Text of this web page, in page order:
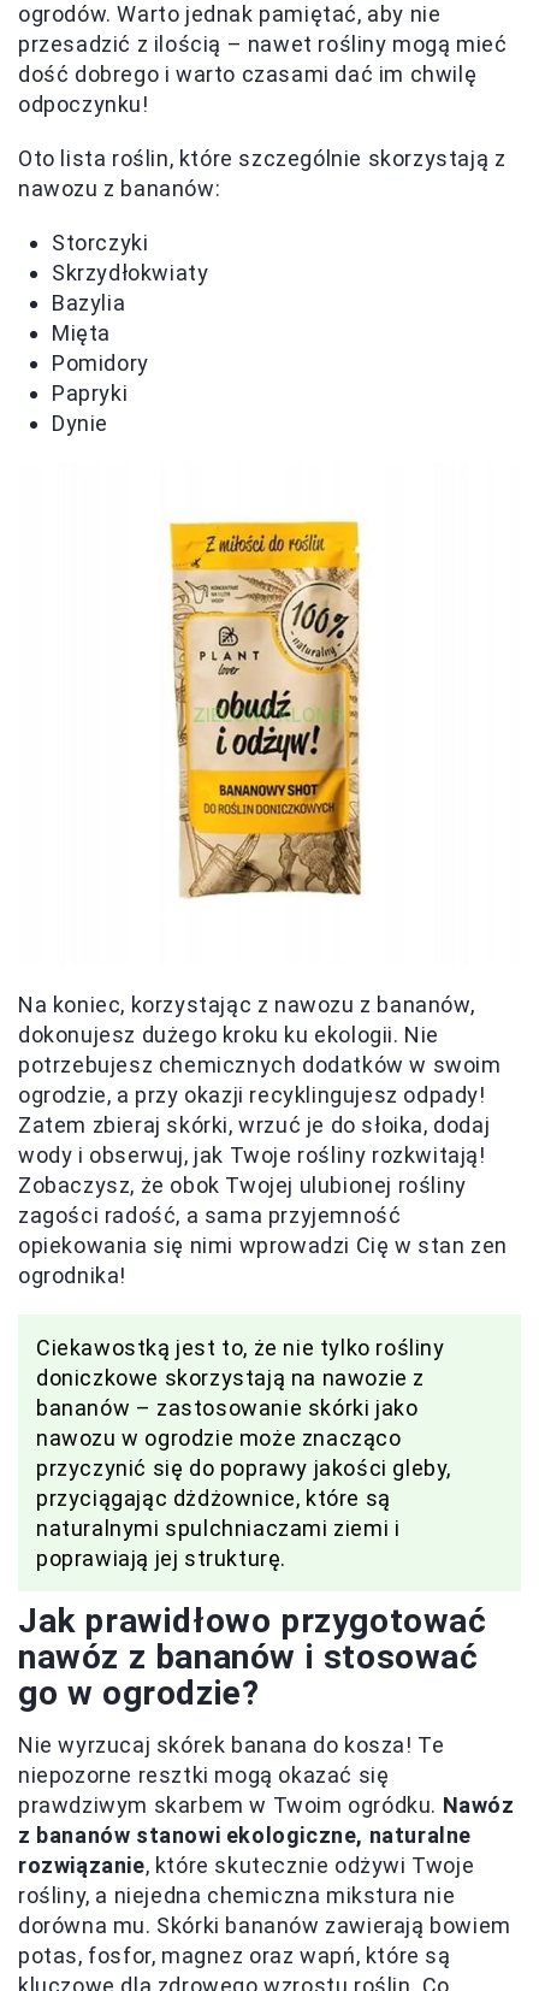
ogrodów. Warto jednak pamiętać, aby nie
przesadzić z ilością – nawet rośliny mogą mieć
dość dobrego i warto czasami dać im chwilę
odpoczynku!
Oto lista roślin, które szczególnie skorzystają z
nawozu z bananów:
Storczyki
Skrzydłokwiaty
Bazylia
Mięta
Pomidory
Papryki
Dynie
Na koniec, korzystając z nawozu z bananów,
dokonujesz dużego kroku ku ekologii. Nie
potrzebujesz chemicznych dodatków w swoim
ogrodzie, a przy okazji recyklingujesz odpady!
Zatem zbieraj skórki, wrzuć je do słoika, dodaj
wody i obserwuj, jak Twoje rośliny rozkwitają!
Zobaczysz, że obok Twojej ulubionej rośliny
zagości radość, a sama przyjemność
opiekowania się nimi wprowadzi Cię w stan zen
ogrodnika!
Ciekawostką jest to, że nie tylko rośliny
doniczkowe skorzystają na nawozie z
bananów – zastosowanie skórki jako
nawozu w ogrodzie może znacząco
przyczynić się do poprawy jakości gleby,
przyciągając dżdżownice, które są
naturalnymi spulchniaczami ziemi i
poprawiają jej strukturę.
Jak prawidłowo przygotować
nawóz z bananów i stosować
go w ogrodzie?
Nie wyrzucaj skórek banana do kosza! Te
niepozorne resztki mogą okazać się
prawdziwym skarbem w Twoim ogródku. Nawóz
z bananów stanowi ekologiczne, naturalne
rozwiązanie, które skutecznie odżywi Twoje
rośliny, a niejedna chemiczna mikstura nie
dorówna mu. Skórki bananów zawierają bowiem
potas, fosfor, magnez oraz wapń, które są
kluczowe dla zdrowego wzrostu roślin. Co